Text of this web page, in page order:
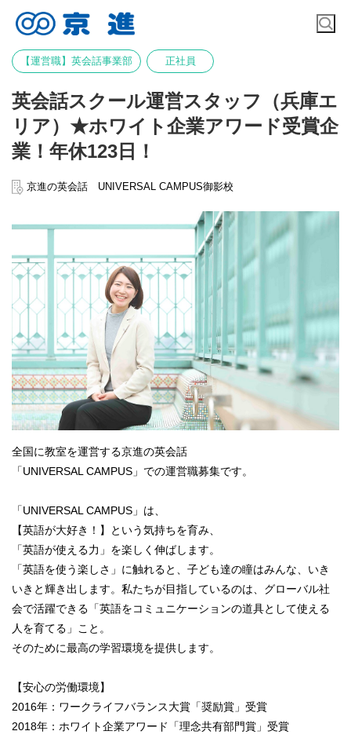
【運営職】英会話事業部 正社員
英会話スクール運営スタッフ（兵庫エ
リア）★ホワイト企業アワード受賞企
業！年休123日！
京進の英会話 UNIVERSAL CAMPUS御影校
全国に教室を運営する京進の英会話
「UNIVERSAL CAMPUS」での運営職募集です。
「UNIVERSAL CAMPUS」は、
【英語が大好き！】という気持ちを育み、
「英語が使える力」を楽しく伸ばします。
「英語を使う楽しさ」に触れると、子ども達の瞳はみんな、いき
いきと輝き出します。私たちが目指しているのは、グローバル社
会で活躍できる「英語をコミュニケーションの道具として使える
人を育てる」こと。
そのために最高の学習環境を提供します。
【安心の労働環境】
2016年：ワークライフバランス大賞「奨励賞」受賞
2018年：ホワイト企業アワード「理念共有部門賞」受賞